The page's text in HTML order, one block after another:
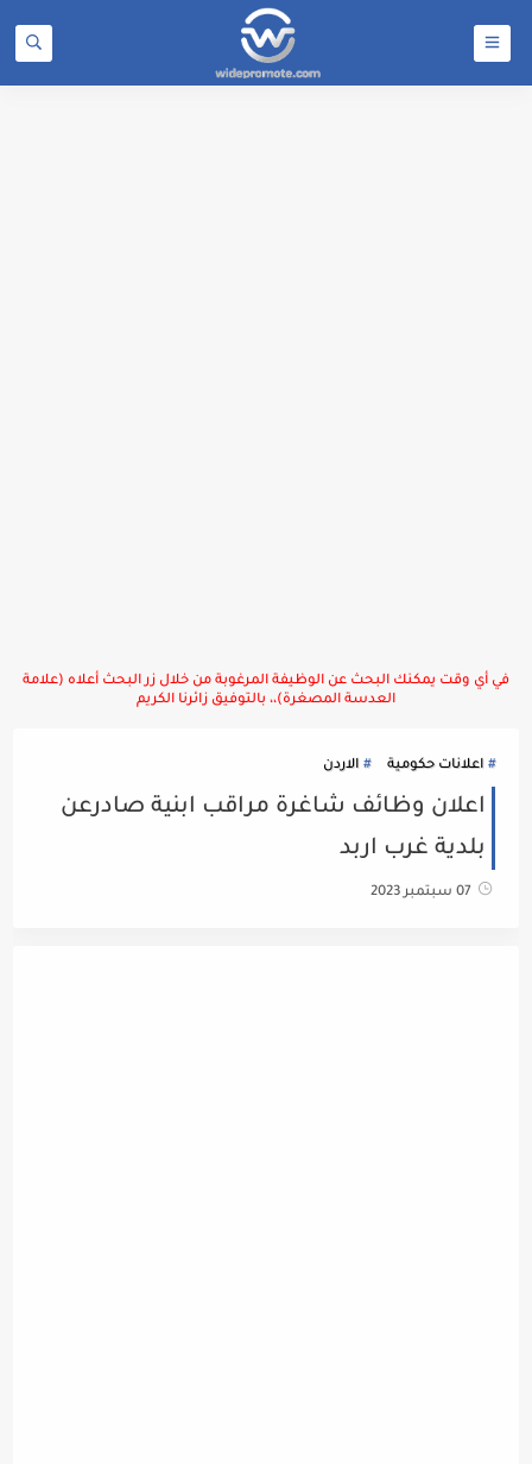
في أي وقت يمكنك البحث عن الوظيفة المرغوبة من خلال زر البحث أعلاه (علامة
العدسة المصغرة)،، بالتوفيق زائرنا الكريم
اعلانات حكومية الاردن
اعلان وظائف شاغرة مراقب ابنية صادرعن
بلدية غرب اربد
07 سبتمبر 2023